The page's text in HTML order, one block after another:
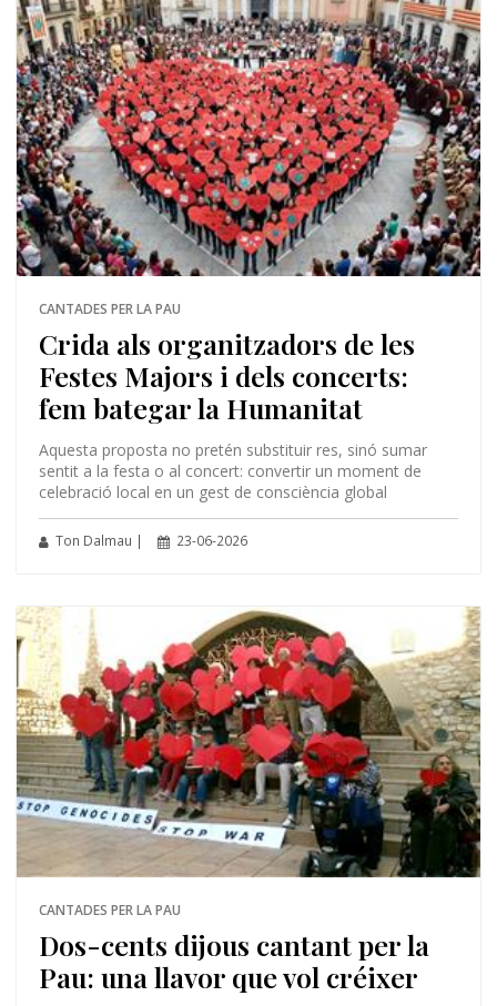
CANTADES PER LA PAU
Crida als organitzadors de les
Festes Majors i dels concerts:
fem bategar la Humanitat
Aquesta proposta no pretén substituir res, sinó sumar
sentit a la festa o al concert: convertir un moment de
celebració local en un gest de consciència global
Ton Dalmau | 23-06-2026
CANTADES PER LA PAU
Dos-cents dijous cantant per la
Pau: una llavor que vol créixer